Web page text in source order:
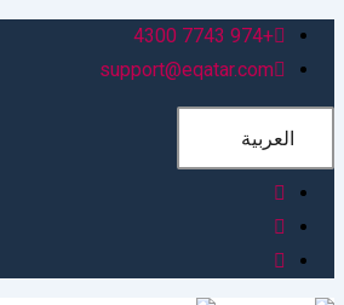
Skip
content
+974 7743 4300
support@eqatar.com
العربية